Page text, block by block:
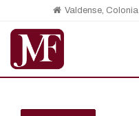
Valdense, Colonia